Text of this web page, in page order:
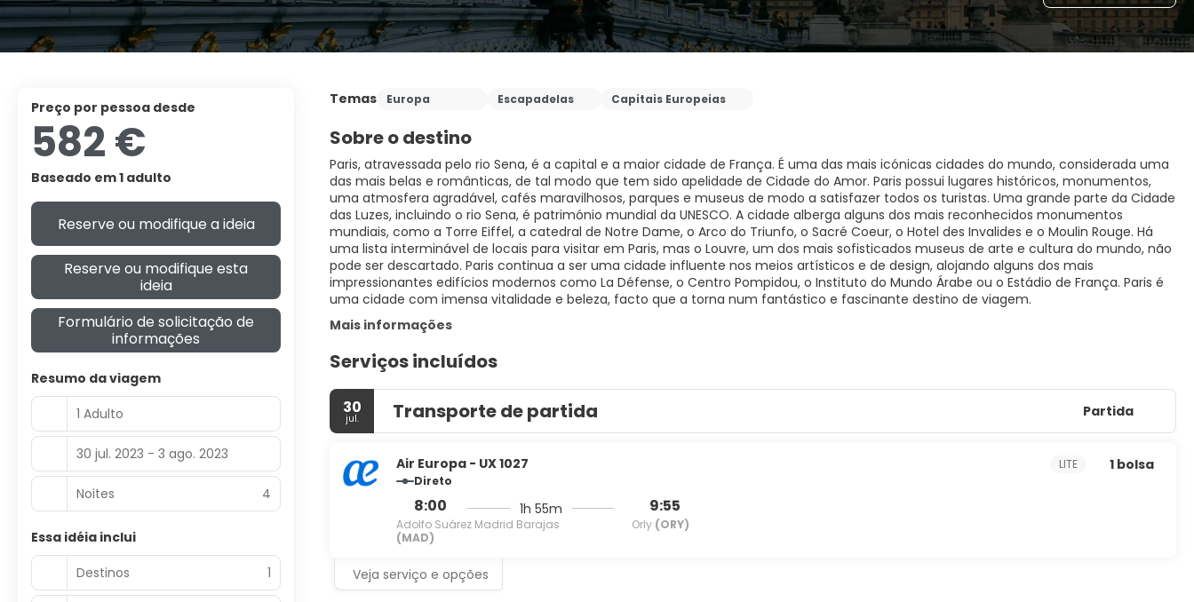
Temas Europa Escapadelas Capitais Europeias
Sobre o destino
Paris, atravessada pelo rio Sena, é a capital e a maior cidade de França. É uma das mais icónicas cidades do mundo, considerada uma
das mais belas e românticas, de tal modo que tem sido apelidade de Cidade do Amor. Paris possui lugares históricos, monumentos,
uma atmosfera agradável, cafés maravilhosos, parques e museus de modo a satisfazer todos os turistas. Uma grande parte da Cidade
das Luzes, incluindo o rio Sena, é património mundial da UNESCO. A cidade alberga alguns dos mais reconhecidos monumentos
mundiais, como a Torre Eiffel, a catedral de Notre Dame, o Arco do Triunfo, o Sacré Coeur, o Hotel des Invalides e o Moulin Rouge. Há
uma lista interminável de locais para visitar em Paris, mas o Louvre, um dos mais sofisticados museus de arte e cultura do mundo, não
pode ser descartado. Paris continua a ser uma cidade influente nos meios artísticos e de design, alojando alguns dos mais
impressionantes edifícios modernos como La Défense, o Centro Pompidou, o Instituto do Mundo Árabe ou o Estádio de França. Paris é
Mais informações
Serviços incluídos
30
jul. Transporte de partida Partida
Air Europa - UX 1027
Direto
8:00
Adolfo Suárez Madrid Barajas
(MAD)
1h 55m 9:55
Orly (ORY)
LITE 1 bolsa
Veja serviço e opções
preço por pessoa desde
582 €
Baseado em 1 adulto
Reserve ou modifique a ideia
Reserve ou modifique esta
ideia
Formulário de solicitação de
informações
Resumo da viagem
1 Adulto
30 jul. 2023 - 3 ago. 2023
Noites 4
Essa idéia inclui
Destinos
1